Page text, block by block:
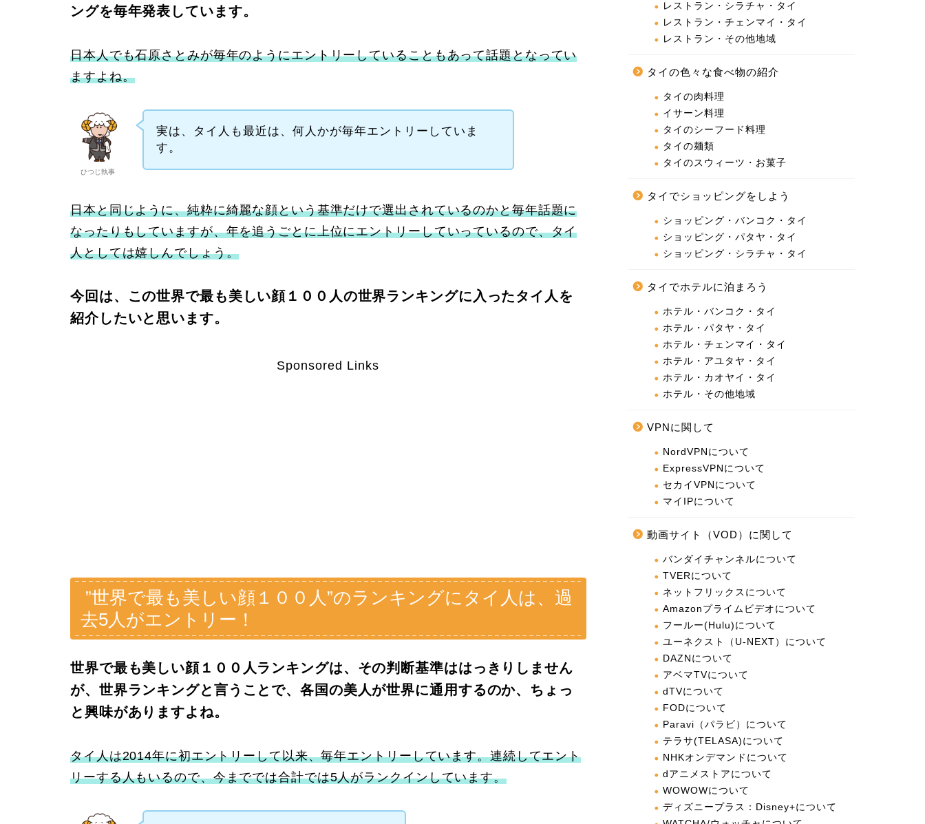
ングを毎年発表しています。
日本人でも石原さとみが毎年のようにエントリーしていることもあって話題となってい
ますよね。
ひつじ執事
実は、タイ人も最近は、何人かが毎年エントリーしていま
す。
日本と同じように、純粋に綺麗な顔という基準だけで選出されているのかと毎年話題に
なったりもしていますが、年を追うごとに上位にエントリーしていっているので、タイ
人としては嬉しんでしょう。
今回は、この世界で最も美しい顔１００人の世界ランキングに入ったタイ人を
紹介したいと思います。
Sponsored Links
”世界で最も美しい顔１００人”のランキングにタイ人は、過
去5人がエントリー！
世界で最も美しい顔１００人ランキングは、その判断基準ははっきりしません
が、世界ランキングと言うことで、各国の美人が世界に通用するのか、ちょっ
と興味がありますよね。
タイ人は2014年に初エントリーして以来、毎年エントリーしています。連続してエント
リーする人もいるので、今まででは合計では5人がランクインしています。
レストラン・シラチャ・タイ
レストラン・チェンマイ・タイ
レストラン・その他地域
タイの色々な食べ物の紹介
タイの肉料理
イサーン料理
タイのシーフード料理
タイの麺類
タイのスウィーツ・お菓子
タイでショッピングをしよう
ショッピング・バンコク・タイ
ショッピング・パタヤ・タイ
ショッピング・シラチャ・タイ
タイでホテルに泊まろう
ホテル・バンコク・タイ
ホテル・パタヤ・タイ
ホテル・チェンマイ・タイ
ホテル・アユタヤ・タイ
ホテル・カオヤイ・タイ
ホテル・その他地域
VPNに関して
NordVPNについて
ExpressVPNについて
セカイVPNについて
マイIPについて
動画サイト（VOD）に関して
バンダイチャンネルについて
TVERについて
ネットフリックスについて
Amazonプライムビデオについて
フールー(Hulu)について
ユーネクスト（U-NEXT）について
DAZNについて
アベマTVについて
dTVについて
FODについて
Paravi（パラビ）について
テラサ(TELASA)について
NHKオンデマンドについて
dアニメストアについて
WOWOWについて
ディズニープラス：Disney+について